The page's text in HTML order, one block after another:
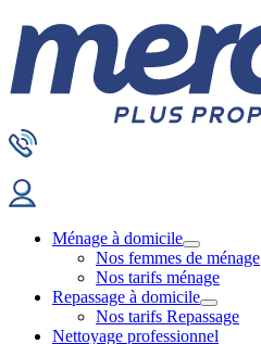
Ménage à domicile
Nos femmes de ménage
Nos tarifs ménage
Repassage à domicile
Nos tarifs Repassage
Nettoyage professionnel